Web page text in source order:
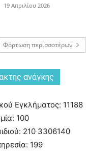
19 Απριλίου 2026
Φόρτωση περισσοτέρων
ανάγκης
Εγκλήματος: 11188
100
210 3306140
199